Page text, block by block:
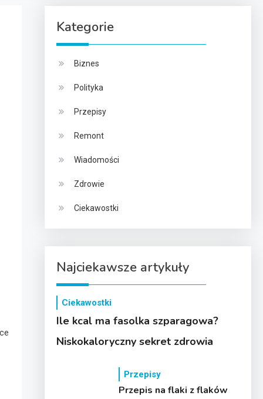
Kategorie
Biznes
Polityka
Przepisy
Remont
Wiadomości
Zdrowie
Ciekawostki
Najciekawsze artykuły
Ciekawostki
Ile kcal ma fasolka szparagowa?
Niskokaloryczny sekret zdrowia
Przepisy
Przepis na flaki z flaków